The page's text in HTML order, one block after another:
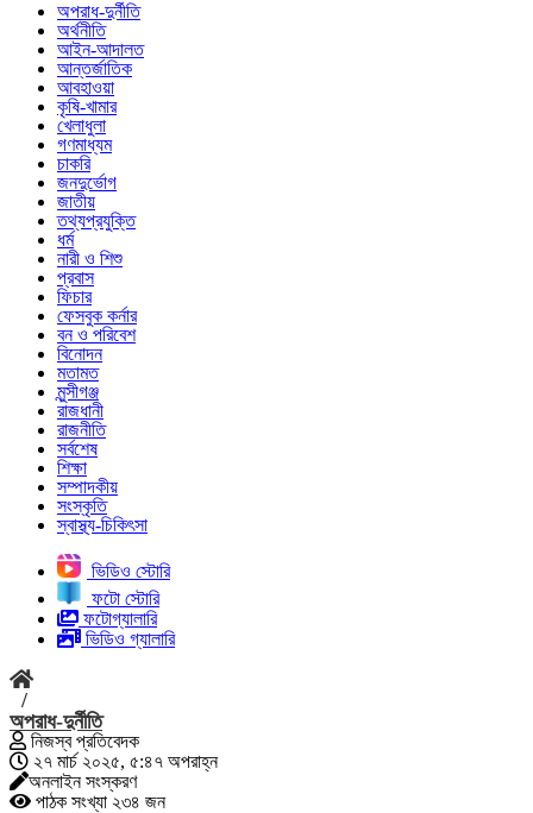
অপরাধ-দুর্নীতি
অর্থনীতি
আইন-আদালত
আন্তর্জাতিক
আবহাওয়া
কৃষি-খামার
খেলাধুলা
গণমাধ্যম
চাকরি
জনদুর্ভোগ
জাতীয়
তথ্যপ্রযুক্তি
ধর্ম
নারী ও শিশু
প্রবাস
ফিচার
ফেসবুক কর্নার
বন ও পরিবেশ
বিনোদন
মতামত
মুন্সীগঞ্জ
রাজধানী
রাজনীতি
সর্বশেষ
শিক্ষা
সম্পাদকীয়
সংস্কৃতি
স্বাস্থ্য-চিকিৎসা
ভিডিও স্টোরি
ফটো স্টোরি
ফটোগ্যালারি
ভিডিও গ্যালারি
/
অপরাধ-দুর্নীতি
নিজস্ব প্রতিবেদক
২৭ মার্চ ২০২৫, ৫:৪৭ অপরাহ্ন
অনলাইন সংস্করণ
পাঠক সংখ্যা ২৩৪ জন